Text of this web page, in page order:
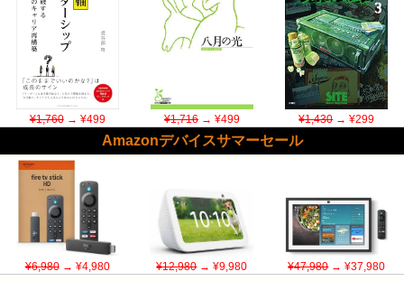
¥1,760→ ¥499 ¥1,716→ ¥499 ¥1,430→ ¥299
Amazonデバイスサマーセール
¥6,980→ ¥4,980 ¥12,980→ ¥9,980 ¥47,980→ ¥37,980